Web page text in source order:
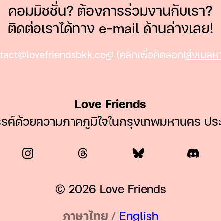
คอมมิชชั่น? ต้องการร่วมงานกับเรา?
ติดต่อเราได้ทาง e-mail ด้านล่างเลย!
(คลิกเพื่อคัดลอก)ส่งเมลห
Love Friends
ค์ด้วยความภาคภูมิใจในกรุงเทพมหานคร ปร
© 2026 Love Friends
ภาษาไทย / English